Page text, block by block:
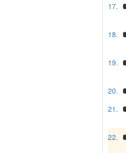
17.
18.
19.
20.
21.
22.